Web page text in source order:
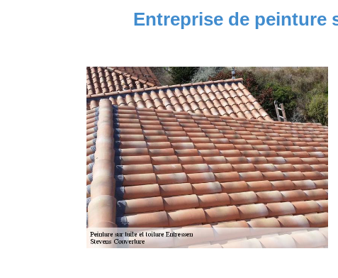
Entreprise de peinture